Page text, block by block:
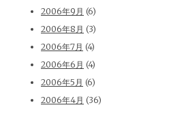
2006年9月 (6)
2006年8月 (3)
2006年7月 (4)
2006年6月 (4)
2006年5月 (6)
2006年4月 (36)